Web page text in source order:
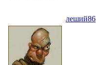
леший86